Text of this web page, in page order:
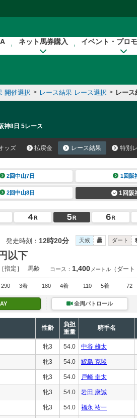
ネット馬券購入 イベント・プロ
開催選択 > レース結果 レース選択 > レース
神8日 5レース
ッズ 払戻金 レース結果 特別
2回中山7日 1回阪
2回中山8日 1回阪
発走時刻： 12時20分 天候 曇 ダート
以下
指定］ 馬齢 コース： 1,400 メートル （ダート
290 3着 180 4着 110 5着 72
全周パトロール
性齢
負担
重量
騎手名
牝3 54.0 中谷 雄太
牝3 54.0 鮫島 克駿
牝3 54.0 戸崎 圭太
牝3 54.0 岩田 康誠
牝3 54.0 福永 祐一